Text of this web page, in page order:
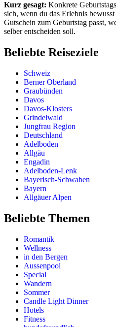
Kurz gesagt: Konkrete
sich, wenn du das Erlebnis
Gutschein zum Geburtstag passt,
selber entscheiden soll.
Beliebte Reiseziele
Schweiz
Berner Oberland
Graubünden
Davos
Davos-Klosters
Grindelwald
Jungfrau Region
Deutschland
Adelboden
Allgäu
Engadin
Adelboden-Lenk
Bayerisch-Schwaben
Bayern
Allgäuer Alpen
Beliebte Themen
Romantik
Wellness
in den Bergen
Aussenpool
Special
Wandern
Sommer
Candle Light Dinner
Hotels
Fitness